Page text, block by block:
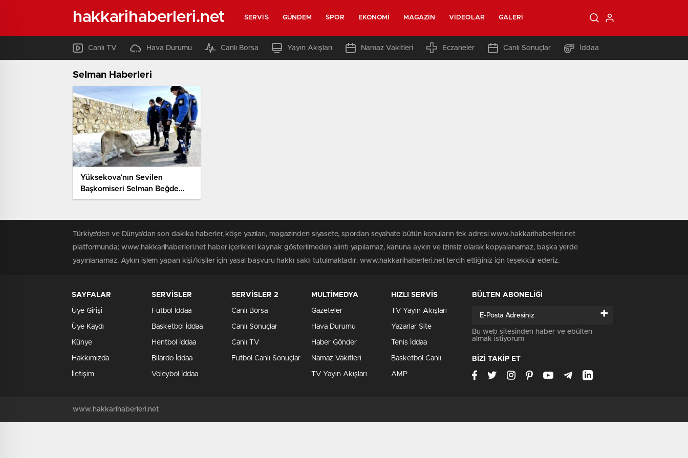
hakkarihaberleri.net SERVIS GÜNDEM SPOR EKONOMI MAGAZIN VIDEOLAR GALERI
Canlı TV Hava Durumu Canlı Borsa Yayın Akışları Namaz Vakitleri Eczaneler Canlı Sonuçlar İddaa
Selman Haberleri
Yüksekova’nın Sevilen
Başkomiseri Selman Beğde
Tayin Oldu
Türkiye'den ve Dünya’dan son dakika haberler, köşe yazıları, magazinden siyasete, spordan seyahate bütün konuların tek adresi www.hakkarihaberleri.net
platformunda; www.hakkarihaberleri.net haber içerikleri kaynak gösterilmeden alıntı yapılamaz, kanuna aykırı ve izinsiz olarak kopyalanamaz, başka yerde
yayınlanamaz. Aykırı işlem yapan kişi/kişiler için yasal başvuru hakkı saklı tutulmaktadır. www.hakkarihaberleri.net tercih ettiğiniz için teşekkür ederiz.
SAYFALAR
Üye Girişi
Üye Kaydı
Künye
Hakkımızda
İletişim
SERVİSLER
Futbol İddaa
Basketbol İddaa
Hentbol İddaa
Bilardo İddaa
Voleybol İddaa
SERVİSLER 2
Canlı Borsa
Canlı Sonuçlar
Canlı TV
Futbol Canlı Sonuçlar
MULTİMEDYA
Gazeteler
Hava Durumu
Haber Gönder
Namaz Vakitleri
TV Yayın Akışları
HIZLI SERVİS
TV Yayın Akışları
Yazarlar Site
Tenis İddaa
Basketbol Canlı
AMP
BÜLTEN ABONELİĞİ
+
Bu web sitesinden haber ve ebülten
almak istiyorum
BİZİ TAKİP ET
www.hakkarihaberleri.net